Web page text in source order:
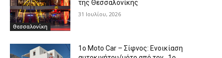
Θεσσαλονίκη
της Θεσσαλονίκης
31 Ιουλίου, 2026
1o Moto Car – Σίφνος: Ενοικίαση